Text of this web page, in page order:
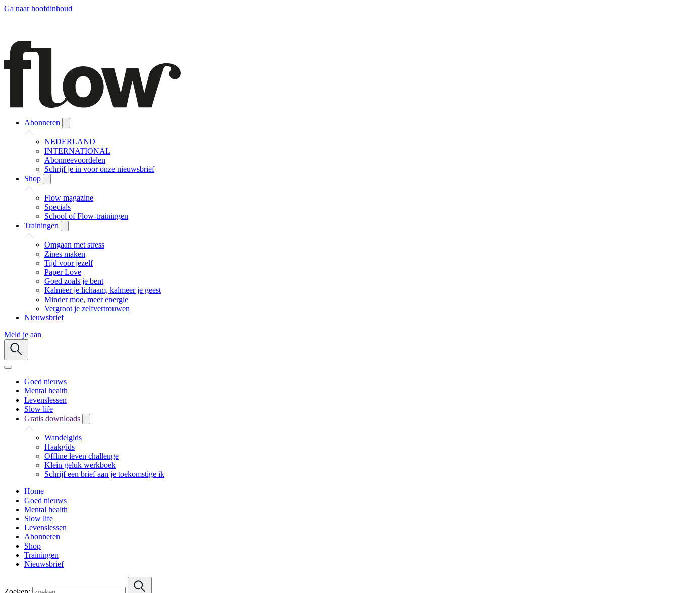
Ga naar hoofdinhoud
Abonneren
NEDERLAND
INTERNATIONAL
Abonneevoordelen
Schrijf je in voor onze nieuwsbrief
Shop
Flow magazine
Specials
School of Flow-trainingen
Trainingen
Omgaan met stress
Zines maken
Tijd voor jezelf
Paper Love
Goed zoals je bent
Kalmeer je lichaam, kalmeer je geest
Minder moe, meer energie
Vergroot je zelfvertrouwen
Nieuwsbrief
Meld je aan
Goed nieuws
Mental health
Levenslessen
Slow life
Gratis downloads
Wandelgids
Haakgids
Offline leven challenge
Klein geluk werkboek
Schrijf een brief aan je toekomstige ik
Home
Goed nieuws
Mental health
Slow life
Levenslessen
Abonneren
Shop
Trainingen
Nieuwsbrief